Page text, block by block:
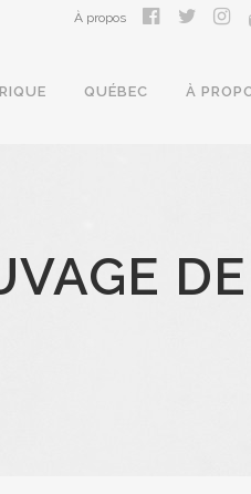
À propos
QUÉBEC À
DE